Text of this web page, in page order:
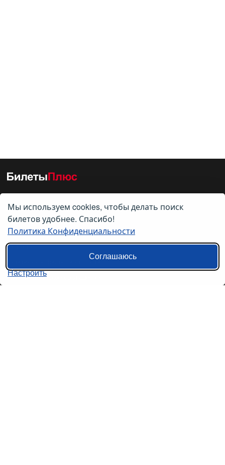
О нас
О компании
Контакты
Пользовательское соглашение
Мы используем cookies, чтобы делать поиск
билетов удобнее. Спасибо!
Политика Конфиденциальности
Соглашаюсь
Настроить